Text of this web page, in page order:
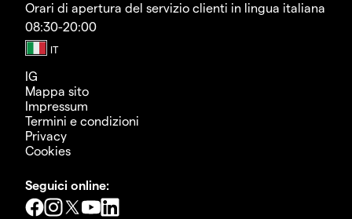
Orari di apertura del servizio clienti in lingua italiana
08:30-20:00
IG
Mappa sito
Impressum
Termini e condizioni
Privacy
Cookies
Seguici online: